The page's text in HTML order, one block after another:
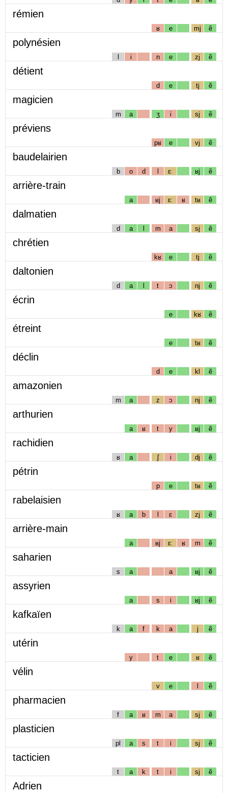
rémien
ʁ e mj ẽ
polynésien
l i n e zj ẽ
détient
d e tj ẽ
magicien
m a ʒ i sj ẽ
préviens
pʁ e vj ẽ
baudelairien
b o d l ɛː ʁj ẽ
arrière-train
a ʁj ɛː ʁ tʁ ẽ
dalmatien
d a l m a sj ẽ
chrétien
kʁ e tj ẽ
daltonien
d a l t ɔ nj ẽ
écrin
e kʁ ẽ
étreint
e tʁ ẽ
déclin
d e kl ẽ
amazonien
m a z ɔ nj ẽ
arthurien
a ʁ t y ʁj ẽ
rachidien
ʁ a ʃ i dj ẽ
pétrin
p e tʁ ẽ
rabelaisien
ʁ a b l ɛ zj ẽ
arrière-main
a ʁj ɛː ʁ m ẽ
saharien
s a a ʁj ẽ
assyrien
a s i ʁj ẽ
kafkaïen
k a f k a j ẽ
utérin
y t e ʁ ẽ
vélin
v e l ẽ
pharmacien
f a ʁ m a sj ẽ
plasticien
pl a s t i sj ẽ
tacticien
t a k t i sj ẽ
Adrien